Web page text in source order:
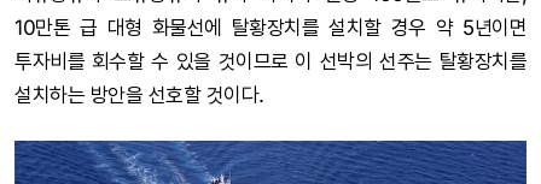
10만톤 급 대형 화물선에 탈황장치를 설치할 경우 약 5년이면
투자비를 회수할 수 있을 것이므로 이 선박의 선주는 탈황장치를
설치하는 방안을 선호할 것이다.